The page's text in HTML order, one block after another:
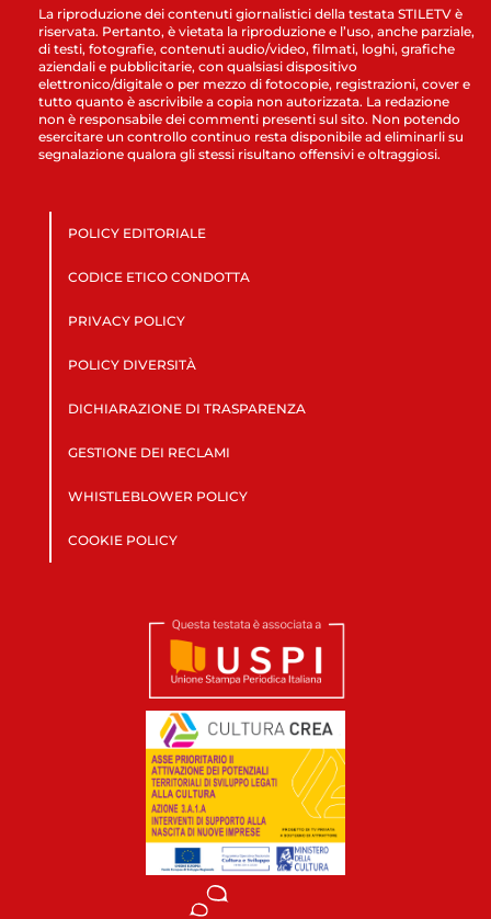
La riproduzione dei contenuti giornalistici della testata STILETV è
riservata. Pertanto, è vietata la riproduzione e l’uso, anche parziale,
di testi, fotografie, contenuti audio/video, filmati, loghi, grafiche
aziendali e pubblicitarie, con qualsiasi dispositivo
elettronico/digitale o per mezzo di fotocopie, registrazioni, cover e
tutto quanto è ascrivibile a copia non autorizzata. La redazione
non è responsabile dei commenti presenti sul sito. Non potendo
esercitare un controllo continuo resta disponibile ad eliminarli su
segnalazione qualora gli stessi risultano offensivi e oltraggiosi.
POLICY EDITORIALE
CODICE ETICO CONDOTTA
PRIVACY POLICY
POLICY DIVERSITÀ
DICHIARAZIONE DI TRASPARENZA
GESTIONE DEI RECLAMI
WHISTLEBLOWER POLICY
COOKIE POLICY